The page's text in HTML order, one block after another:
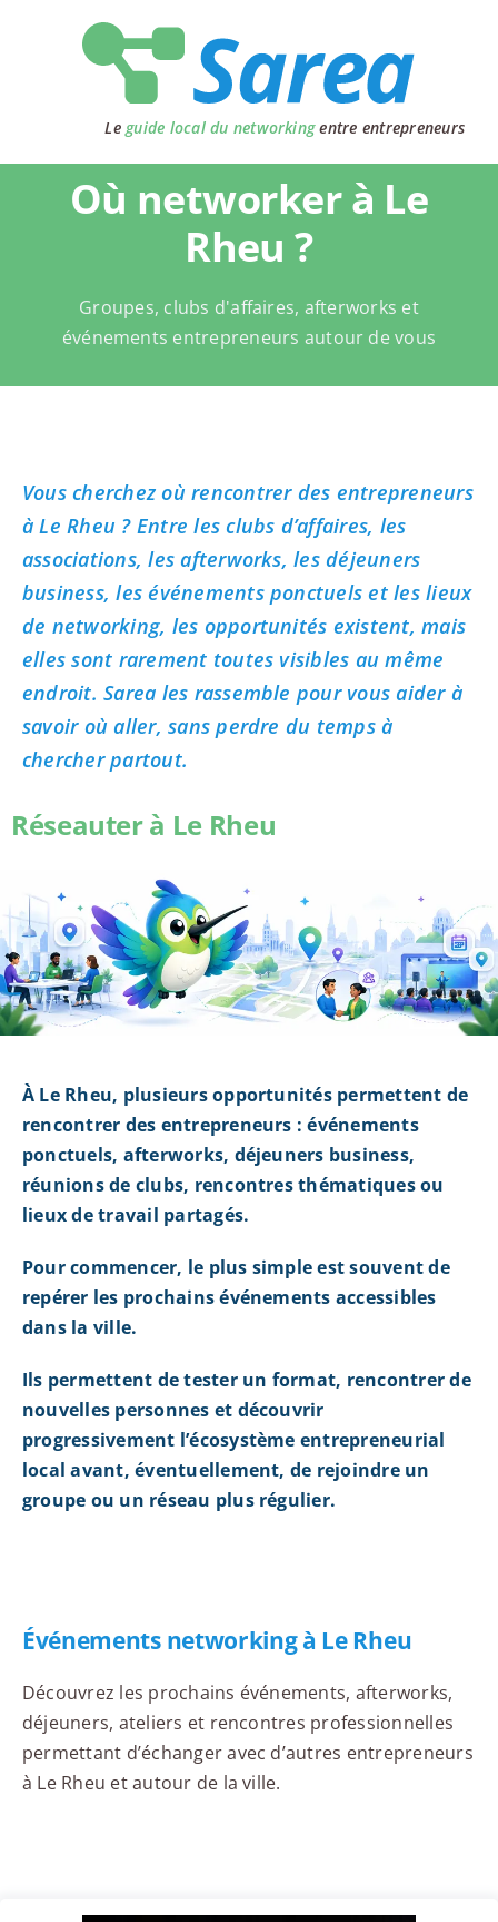
Le guide local du networkingentre entrepreneurs
Où networker à Le
Rheu ?
Groupes, clubs d'affaires, afterworks et
événements entrepreneurs autour de vous
Vous cherchez où rencontrer des entrepreneurs
à Le Rheu ? Entre les clubs d’affaires, les
associations, les afterworks, les déjeuners
business, les événements ponctuels et les lieux
de networking, les opportunités existent, mais
elles sont rarement toutes visibles au même
endroit. Sarea les rassemble pour vous aider à
savoir où aller, sans perdre du temps à
chercher partout.
Réseauter à Le Rheu
À Le Rheu, plusieurs opportunités permettent de
rencontrer des entrepreneurs : événements
ponctuels, afterworks, déjeuners business,
réunions de clubs, rencontres thématiques ou
lieux de travail partagés.
Pour commencer, le plus simple est souvent de
repérer les prochains événements accessibles
dans la ville.
Ils permettent de tester un format, rencontrer de
nouvelles personnes et découvrir
progressivement l’écosystème entrepreneurial
local avant, éventuellement, de rejoindre un
groupe ou un réseau plus régulier.
Événements networking à Le Rheu
Découvrez les prochains événements, afterworks,
déjeuners, ateliers et rencontres professionnelles
permettant d’échanger avec d’autres entrepreneurs
à Le Rheu et autour de la ville.